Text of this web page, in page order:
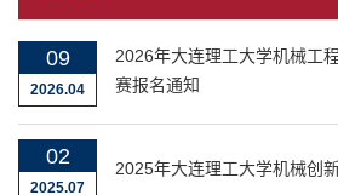
09
2026.04
2026年大连理工大学机械工
赛报名通知
02
2025.07
2025年大连理工大学机械创